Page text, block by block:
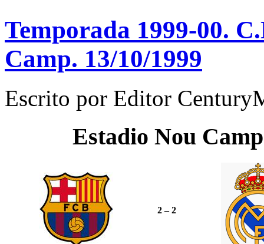
Temporada 1999-00.
Camp. 13/10/1999
Escrito por Editor
Estadio Nou Camp
2 – 2